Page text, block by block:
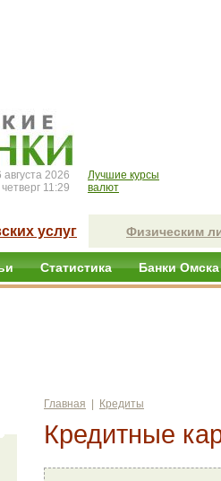
августа 2026
четверг 11:29
Лучшие курсы
валют
услуг Физическим
Статистика Банки Омска
Главная Кредиты
Кредитные